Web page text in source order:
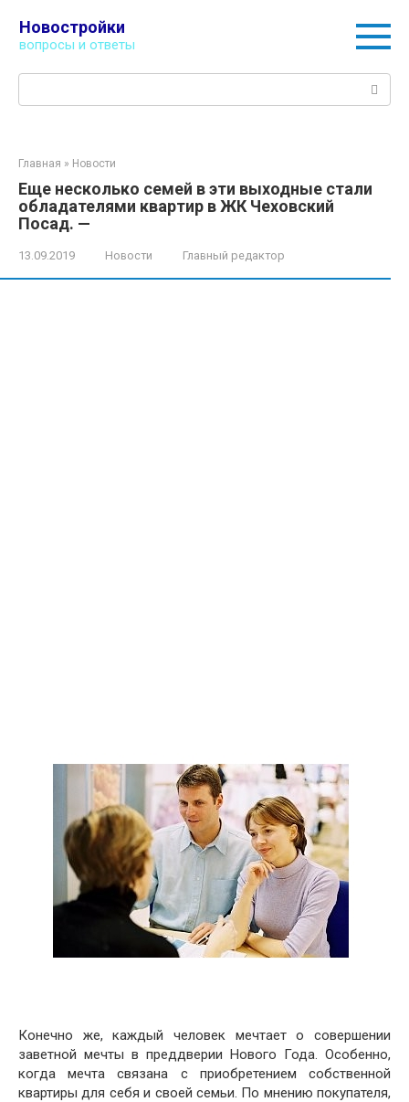
контенту
Новостройки
вопросы и ответы
Главная » Новости
Еще несколько семей в эти выходные стали
обладателями квартир в ЖК Чеховский
Посад. —
13.09.2019 Новости Главный редактор
Конечно же, каждый человек мечтает о совершении
заветной мечты в преддверии Нового Года. Особенно,
когда мечта связана с приобретением собственной
квартиры для себя и своей семьи. По мнению покупателя,